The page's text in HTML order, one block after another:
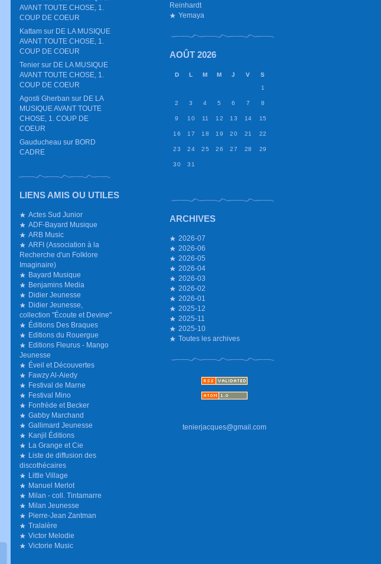
Reinhardt
Yemaya
AOÛT 2026
D L M M J V
S
1
2 3 4 5 6 7 8
9 10 11 12 13 14 15
16 17 18 19 20 21 22
23 24 25 26 27 28 29
30 31
ARCHIVES
2026-07
2026-06
2026-05
2026-04
2026-03
2026-02
2026-01
2025-12
2025-11
2025-10
Toutes les archives
tenierjacques@gmail.com
AVANT TOUTE CHOSE, 1.
COUP DE COEUR
Kattam sur DE LA MUSIQUE
AVANT TOUTE CHOSE, 1.
COUP DE COEUR
Tenier sur DE LA MUSIQUE
AVANT TOUTE CHOSE, 1.
COUP DE COEUR
Agosti Gherban sur DE LA
MUSIQUE AVANT TOUTE
CHOSE, 1. COUP DE
COEUR
Gauducheau sur BORD
CADRE
LIENS AMIS OU UTILES
Actes Sud Junior
ADF-Bayard Musique
ARB Music
ARFI (Association à la
Recherche d'un Folklore
Imaginaire)
Bayard Musique
Benjamins Media
Didier Jeunesse
Didier Jeunesse,
collection "Écoute et Devine"
Éditions Des Braques
Editions du Rouergue
Editions Fleurus - Mango
Jeunesse
Éveil et Découvertes
Fawzy Al-Aiedy
Festival de Marne
Festival Mino
Fonfrède et Becker
Gabby Marchand
Gallimard Jeunesse
Kanjil Éditions
La Grange et Cie
Liste de diffusion des
discothécaires
Little Village
Manuel Merlot
Milan - coll. Tintamarre
Milan Jeunesse
Pierre-Jean Zantman
Tralalère
Victor Melodie
Victorie Music